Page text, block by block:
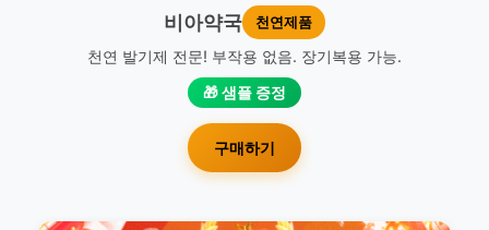
비아약국 천연제품
천연 발기제 전문! 부작용 없음. 장기복용 가능.
🎁 샘플 증정
구매하기